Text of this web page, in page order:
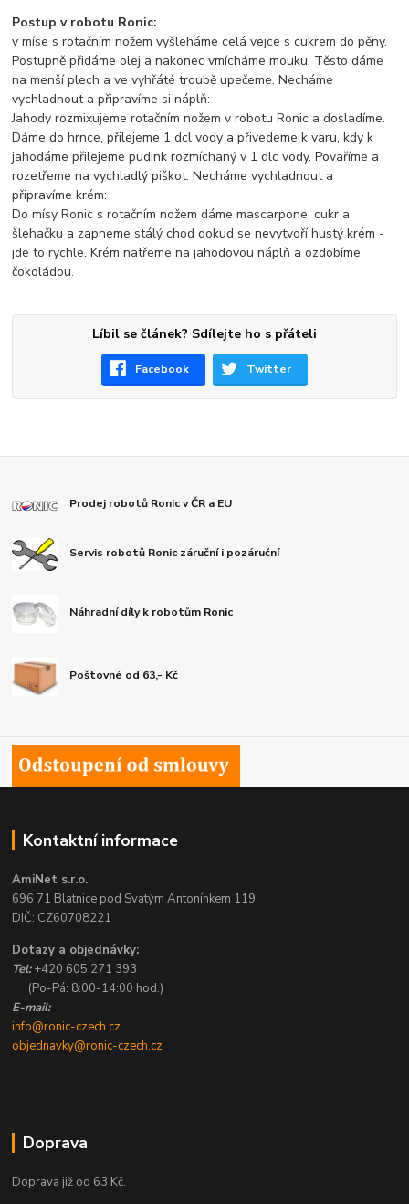
Postup v robotu Ronic:
v míse s rotačním nožem vyšleháme celá vejce s cukrem do pěny.
Postupně přidáme olej a nakonec vmícháme mouku. Těsto dáme
na menší plech a ve vyhřáté troubě upečeme. Necháme
vychladnout a připravíme si náplň:
Jahody rozmixujeme rotačním nožem v robotu Ronic a dosladíme.
Dáme do hrnce, přilejeme 1 dcl vody a přivedeme k varu, kdy k
jahodáme přilejeme pudink rozmíchaný v 1 dlc vody. Povaříme a
rozetřeme na vychladlý piškot. Necháme vychladnout a
připravíme krém:
Do mísy Ronic s rotačním nožem dáme mascarpone, cukr a
šlehačku a zapneme stálý chod dokud se nevytvoří hustý krém -
jde to rychle. Krém natřeme na jahodovou náplň a ozdobíme
čokoládou.
Líbil se článek? Sdílejte ho s přáteli
Facebook Twitter
Prodej robotů Ronic v ČR a EU
Servis robotů Ronic záruční i pozáruční
Náhradní díly k robotům Ronic
Poštovné od 63,- Kč
Kontaktní informace
AmiNet s.r.o.
696 71 Blatnice pod Svatým Antonínkem 119
DIČ: CZ60708221
Dotazy a objednávky:
Tel:+420 605 271 393
(Po-Pá: 8:00-14:00 hod.)
E-mail:
info@ronic-czech.cz
objednavky@ronic-czech.cz
Doprava
Doprava již od 63 Kč.